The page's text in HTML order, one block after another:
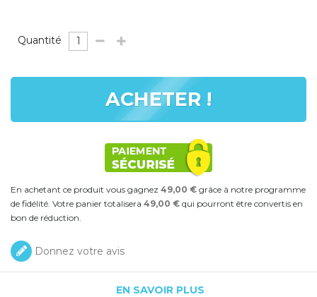
Quantité
ACHETER !
En achetant ce produit vous gagnez 49,00 € grâce à notre programme
de fidélité. Votre panier totalisera 49,00 € qui pourront être convertis en
bon de réduction.
Donnez votre avis
EN SAVOIR PLUS